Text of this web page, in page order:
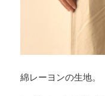
綿レーヨンの生地。